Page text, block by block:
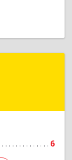
6
Подробнее